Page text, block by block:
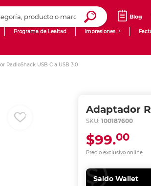
Blog
Programa de Lealtad Impresiones
RadioShack USB C a USB 3.0
Adaptador
SKU: 100187600
Precio exclusivo online
$99.00
Saldo Wallet